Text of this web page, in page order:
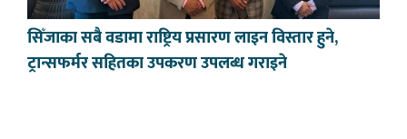
सिँजाका सबै वडामा राष्ट्रिय प्रसारण लाइन विस्तार हुने,
ट्रान्सफर्मर सहितका उपकरण उपलब्ध गराइने